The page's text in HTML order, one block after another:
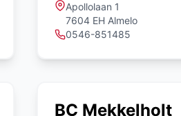
Apollolaan 1
7604 EH Almelo
0546-851485
BC Mekkelholt